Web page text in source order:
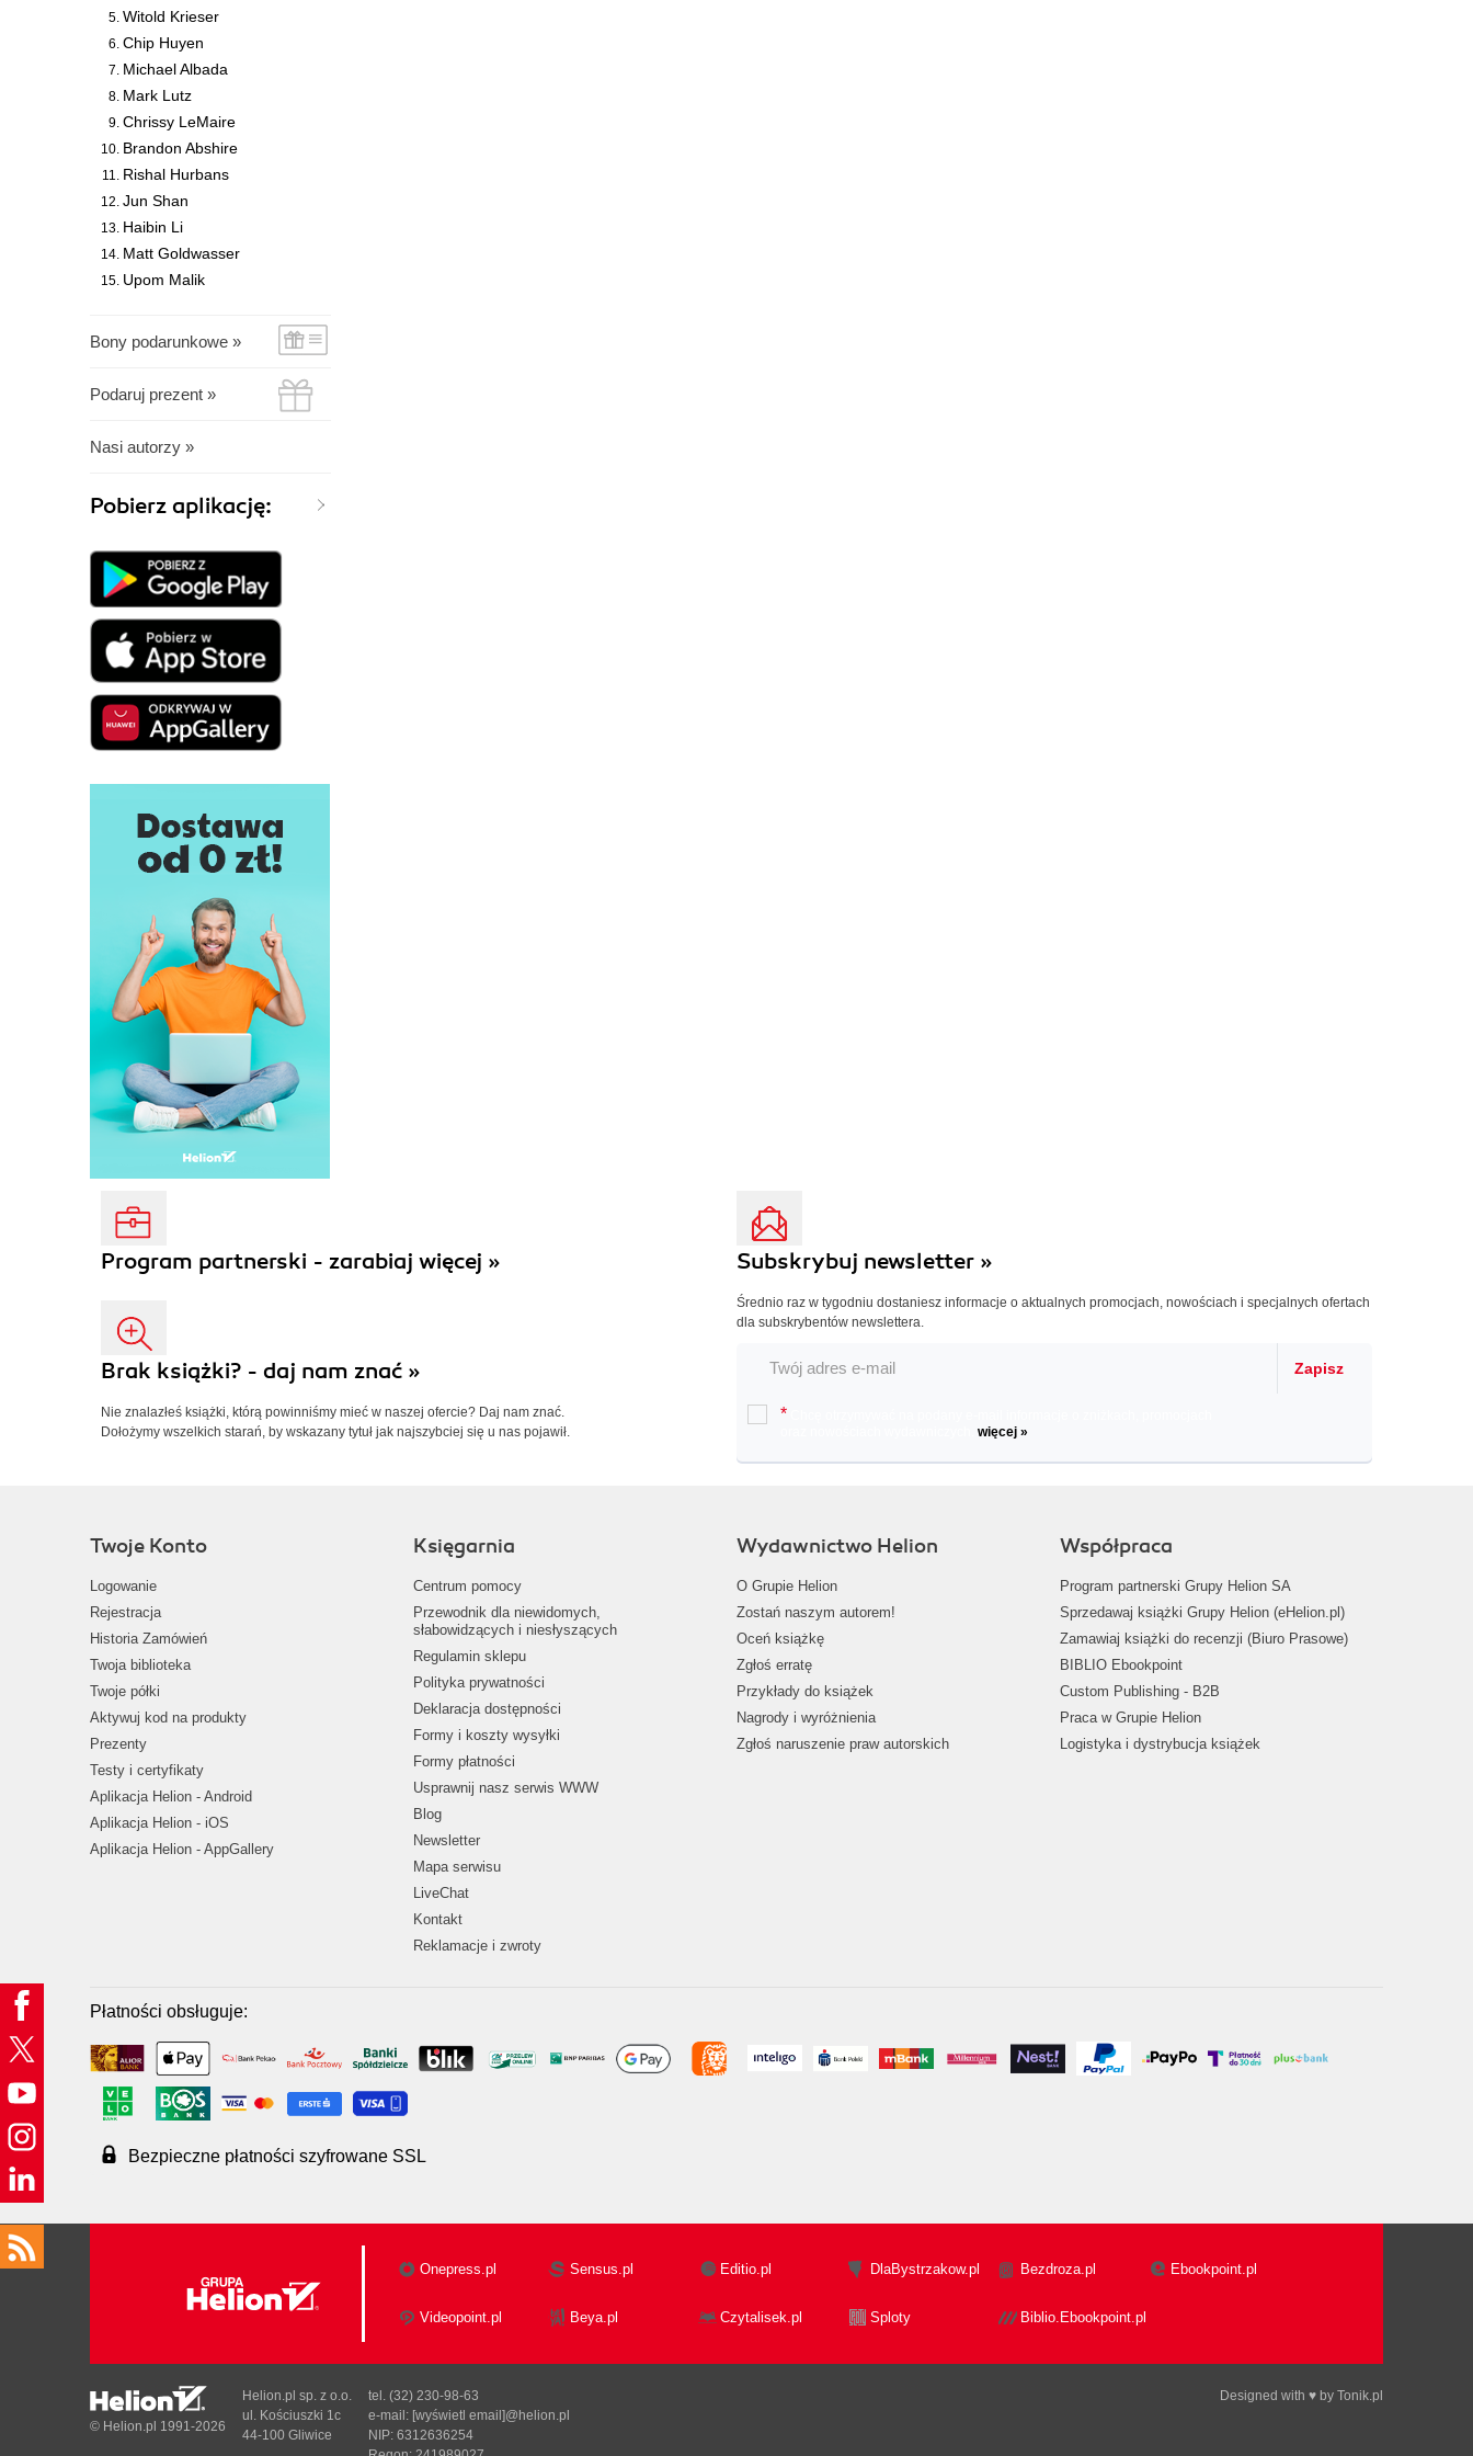
Witold Krieser
Chip Huyen
Michael Albada
Mark Lutz
Chrissy LeMaire
Brandon Abshire
Rishal Hurbans
Jun Shan
Haibin Li
Matt Goldwasser
Upom Malik
Bony podarunkowe »
Podaruj prezent »
Nasi autorzy »
Pobierz aplikację:
Program partnerski - zarabiaj więcej »
Brak książki? - daj nam znać »
Nie znalazłeś książki, którą powinniśmy mieć w naszej ofercie? Daj nam znać.
Dołożymy wszelkich starań, by wskazany tytuł jak najszybciej się u nas pojawił.
Subskrybuj newsletter »
Średnio raz w tygodniu dostaniesz informacje o aktualnych promocjach, nowościach i specjalnych ofertach
dla subskrybentów newslettera.
Zapisz
*
więcej »
Twoje Konto
Logowanie
Rejestracja
Historia Zamówień
Twoja biblioteka
Twoje półki
Aktywuj kod na produkty
Prezenty
Testy i certyfikaty
Aplikacja Helion - Android
Aplikacja Helion - iOS
Aplikacja Helion - AppGallery
Księgarnia
Centrum pomocy
Przewodnik dla niewidomych,
słabowidzących i niesłyszących
Regulamin sklepu
Polityka prywatności
Deklaracja dostępności
Formy i koszty wysyłki
Formy płatności
Usprawnij nasz serwis WWW
Blog
Newsletter
Mapa serwisu
LiveChat
Kontakt
Reklamacje i zwroty
Wydawnictwo Helion
O Grupie Helion
Zostań naszym autorem!
Oceń książkę
Zgłoś erratę
Przykłady do książek
Nagrody i wyróżnienia
Zgłoś naruszenie praw autorskich
Współpraca
Program partnerski Grupy Helion SA
Sprzedawaj książki Grupy Helion (eHelion.pl)
Zamawiaj książki do recenzji (Biuro Prasowe)
BIBLIO Ebookpoint
Custom Publishing - B2B
Praca w Grupie Helion
Logistyka i dystrybucja książek
Płatności obsługuje:
Bezpieczne płatności szyfrowane SSL
Onepress.pl Sensus.pl Editio.pl DlaBystrzakow.pl Bezdroza.pl Ebookpoint.pl
Videopoint.pl Beya.pl Czytalisek.pl Sploty Biblio.Ebookpoint.pl
Designed with ♥ by Tonik.pl
© Helion.pl 1991-2026
Helion.pl sp. z o.o.
ul. Kościuszki 1c
44-100 Gliwice
tel. (32) 230-98-63
e-mail: [wyświetl email]@helion.pl
NIP: 6312636254